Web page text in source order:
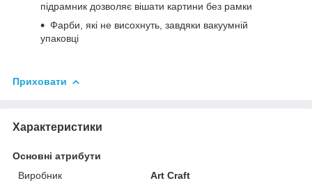
підрамник дозволяє вішати картини без рамки
Фарби, які не висохнуть, завдяки вакуумній
упаковці
Приховати
Характеристики
Основні атрибути
Виробник
Art Craft